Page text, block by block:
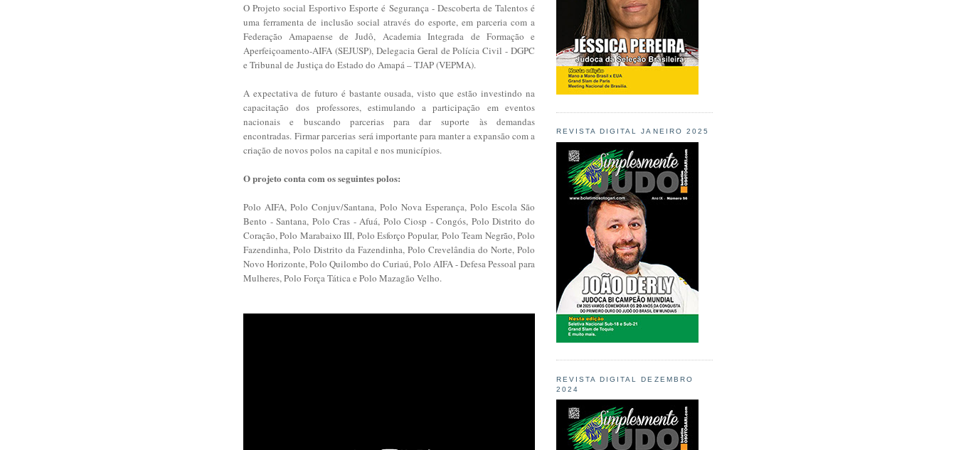
O Projeto social Esportivo Esporte é Segurança - Descoberta de Talentos é
uma ferramenta deinclusão social através do esporte, em parceria com a
Federação Amapaense de Judô, Academia Integrada de Formação e
Aperfeiçoamento-AIFA (SEJUSP), Delegacia Geral de Polícia Civil - DGPC
e Tribunal de Justiça do Estado do Amapá – TJAP (VEPMA).
A expectativa de futuro é bastante ousada, visto que estão investindo na
capacitaçãodos professores, estimulando a participação em eventos
nacionais e buscando parcerias para dar suporte às demandas
encontradas.Firmar parcerias será importante para manter a expansão com a
criação de novos polos na capital e nos municípios.
O projeto conta com os seguintes polos:
Polo AIFA, Polo Conjuv/Santana, Polo Nova Esperança, Polo Escola São
Bento - Santana, Polo Cras - Afuá, Polo Ciosp - Congós, Polo Distrito do
Coração, Polo Marabaixo III, Polo Esforço Popular, Polo Team Negrão, Polo
Fazendinha, Polo Distrito da Fazendinha, Polo Crevelândia do Norte, Polo
Novo Horizonte, Polo Quilombo do Curiaú, Polo AIFA - Defesa Pessoal para
Mulheres, Polo Força Tática e Polo Mazagão Velho.
REVISTA DIGITAL JANEIRO 2025
REVISTA DIGITAL DEZEMBRO
2024